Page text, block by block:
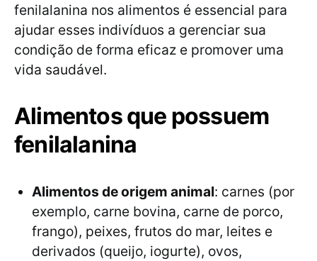
fenilalanina nos alimentos é essencial para
ajudar esses indivíduos a gerenciar sua
condição de forma eficaz e promover uma
vida saudável.
Alimentos que possuem
fenilalanina
Alimentos de origem animal: carnes (por
exemplo, carne bovina, carne de porco,
frango), peixes, frutos do mar, leites e
derivados (queijo, iogurte), ovos,